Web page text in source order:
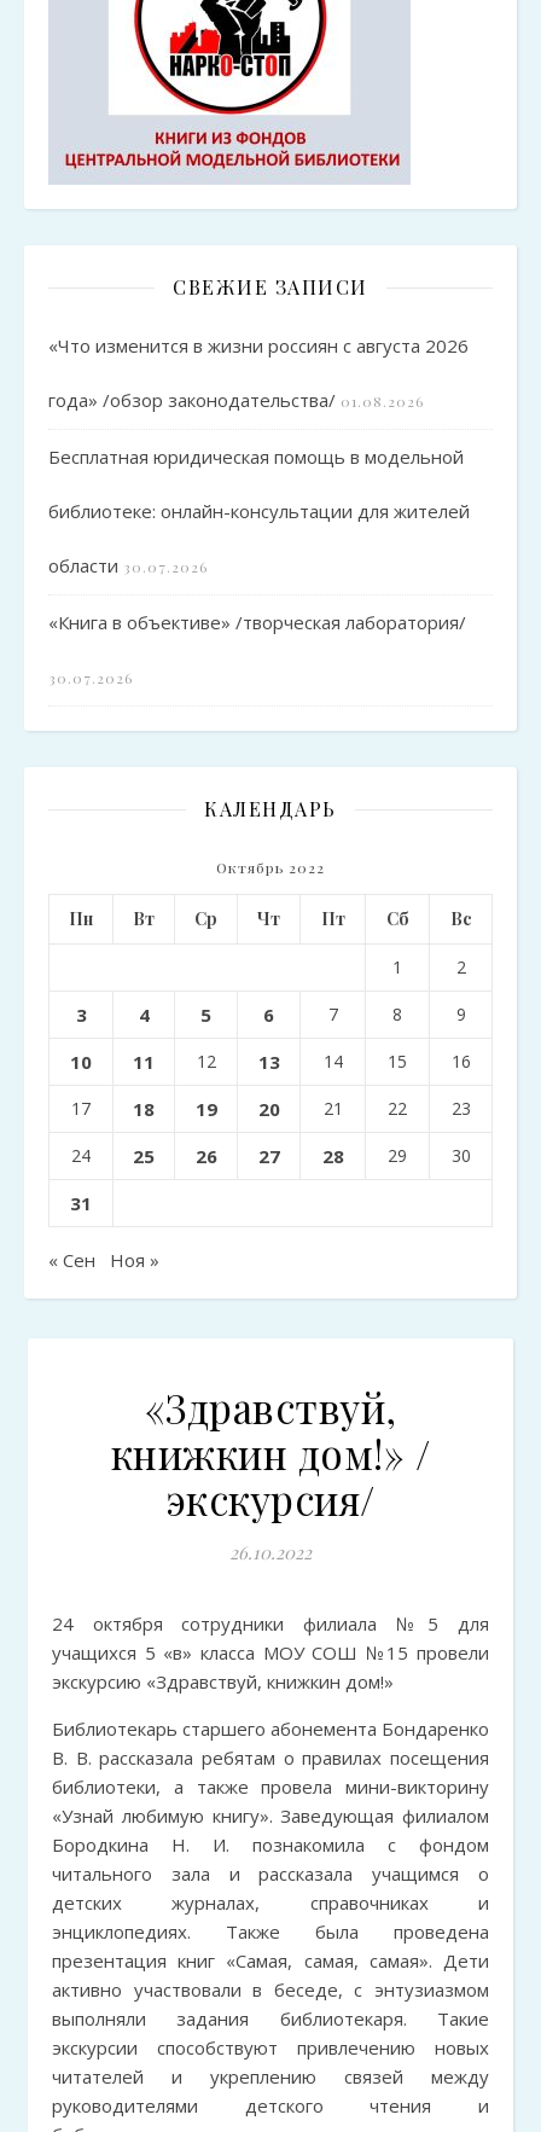
СВЕЖИЕ ЗАПИСИ
«Что изменится в жизни россиян с августа 2026
года» /обзор законодательства/ 01.08.2026
Бесплатная юридическая помощь в модельной
библиотеке: онлайн-консультации для жителей
области 30.07.2026
«Книга в объективе» /творческая лаборатория/
30.07.2026
КАЛЕНДАРЬ
Октябрь 2022
Пн Вт Ср Чт Пт Сб Вс
1 2
3 4 5 6 7 8 9
10 11 12 13 14 15 16
17 18 19 20 21 22 23
24 25 26 27 28 29 30
31
« Сен Ноя »
«Здравствуй,
книжкин дом!» /
экскурсия/
26.10.2022
24 октября сотрудники филиала №5 для
учащихся 5 «в» класса МОУ СОШ №15 провели
экскурсию «Здравствуй, книжкин дом!»
Библиотекарь старшего абонемента Бондаренко
В. В. рассказала ребятам о правилах посещения
библиотеки, а также провела мини-викторину
«Узнай любимую книгу». Заведующая филиалом
Бородкина Н. И. познакомила с фондом
читального зала и рассказала учащимся о
детских журналах, справочниках и
энциклопедиях. Также была проведена
презентация книг «Самая, самая, самая». Дети
активно участвовали в беседе, с энтузиазмом
выполняли задания библиотекаря. Такие
экскурсии способствуют привлечению новых
читателей и укреплению связей между
руководителями детского чтения и